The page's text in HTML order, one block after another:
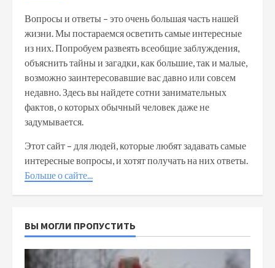
Вопросы и ответы – это очень большая часть нашей
жизни. Мы постараемся осветить самые интересные
из них. Попробуем развеять всеобщие заблуждения,
объяснить тайны и загадки, как большие, так и малые,
возможно заинтересовавшие вас давно или совсем
недавно. Здесь вы найдете сотни занимательных
фактов, о которых обычный человек даже не
задумывается.
Этот сайт – для людей, которые любят задавать самые
интересные вопросы, и хотят получать на них ответы.
Больше о сайте...
ВЫ МОГЛИ ПРОПУСТИТЬ